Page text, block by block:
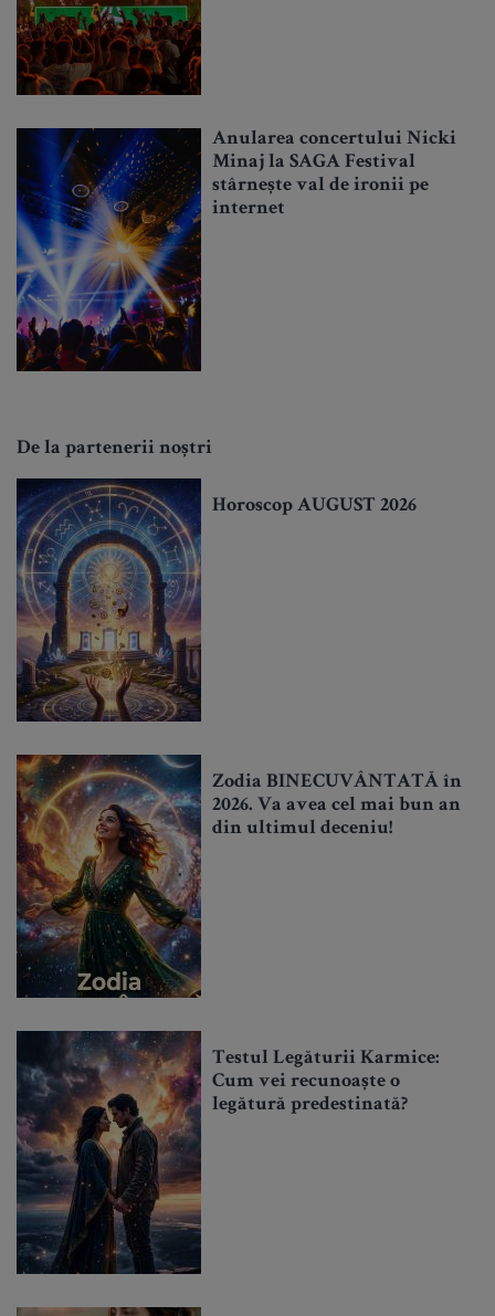
Anularea concertului Nicki
Minaj la SAGA Festival
stârnește val de ironii pe
internet
De la partenerii noștri
Horoscop AUGUST 2026
Zodia BINECUVÂNTATĂ în
2026. Va avea cel mai bun an
din ultimul deceniu!
Testul Legăturii Karmice:
Cum vei recunoaște o
legătură predestinată?